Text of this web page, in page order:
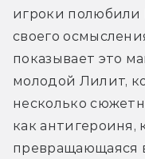
игроки полюбили
своего
показывает это
молодой Лилит,
несколько
как антигероиня,
превращающаяся